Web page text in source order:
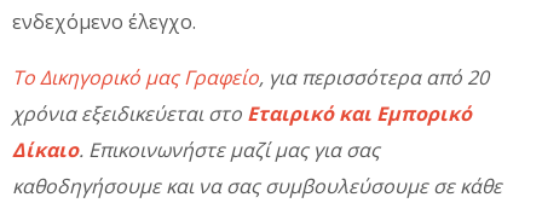
ενδεχόμενο έλεγχο.
Το Δικηγορικό μας Γραφείο, για περισσότερα από 20
χρόνια εξειδικεύεται στο Εταιρικό και Εμπορικό
Δίκαιο. Επικοινωνήστε μαζί μας για σας
καθοδηγήσουμε και να σας συμβουλεύσουμε σε κάθε